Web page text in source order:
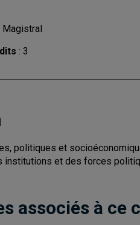
Magistral
: 3
politiques et
institutions et des forces
associés à ce